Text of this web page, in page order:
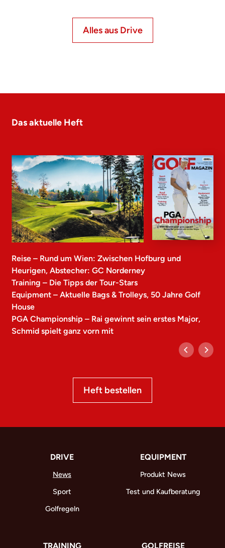
Alles aus Drive
Das aktuelle Heft
Reise – Rund um Wien: Zwischen Hofburg und
Heurigen, Abstecher: GC Norderney
Training – Die Tipps der Tour-Stars
Equipment – Aktuelle Bags & Trolleys, 50 Jahre Golf
House
PGA Championship – Rai gewinnt sein erstes Major,
Schmid spielt ganz vorn mit
Heft bestellen
DRIVE
News
Sport
Golfregeln
EQUIPMENT
Produkt News
Test und Kaufberatung
TRAINING GOLFREISE